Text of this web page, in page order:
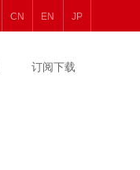
CN EN JP
订阅下载